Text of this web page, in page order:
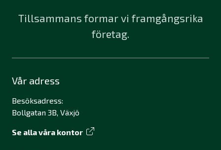
Tillsammans formar vi framgångsrika
företag.
Vår adress
Besöksadress:
Bollgatan 3B, Växjö
Se alla våra kontor